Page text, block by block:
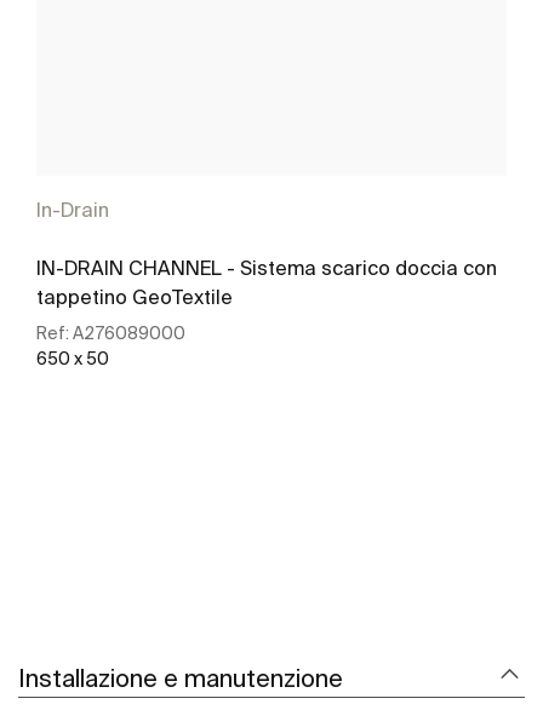
In-Drain
IN-DRAIN CHANNEL - Sistema scarico doccia con
tappetino GeoTextile
Ref: A276089000
650 x 50
Installazione e manutenzione